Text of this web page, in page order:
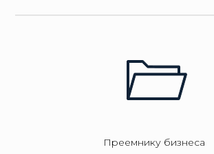
Преемнику бизнеса